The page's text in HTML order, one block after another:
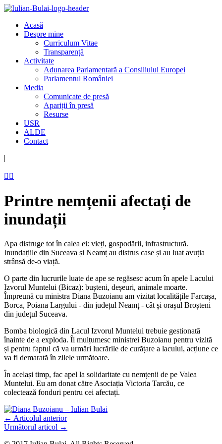
Acasă
Despre mine
Curriculum Vitae
Transparență
Activitate
Adunarea Parlamentară a Consiliului Europei
Parlamentul României
Media
Comunicate de presă
Apariții în presă
Resurse
USR
ALDE
Contact
|
 
Printre nemțenii afectați de
inundații
Apa distruge tot în calea ei: vieți, gospodării, infrastructură.
Inundațiile din Suceava și Neamț au distrus case și au luat avuția
strânsă de-o viață.
O parte din lucrurile luate de ape se regăsesc acum în apele Lacului
Izvorul Muntelui (Bicaz): bușteni, deșeuri, animale moarte.
Împreună cu ministra Diana Buzoianu am vizitat localitățile Farcașa,
Borca, Poiana Largului - din județul Neamț - cât și orașul Broșteni
din județul Suceava.
Bomba biologică din Lacul Izvorul Muntelui trebuie gestionată
înainte de a exploda. Îi mulțumesc ministrei Buzoianu pentru vizită
și pentru faptul că va urmări lucrările de curățare a lacului, acțiune ce
va fi demarată în zilele următoare.
În același timp, fac apel la solidaritate cu nemțenii de pe Valea
Muntelui. Eu am donat către Asociația Victoria Tarcău, ce
colectează fonduri pentru cei afectați.
← Articolul anterior
Următorul articol →